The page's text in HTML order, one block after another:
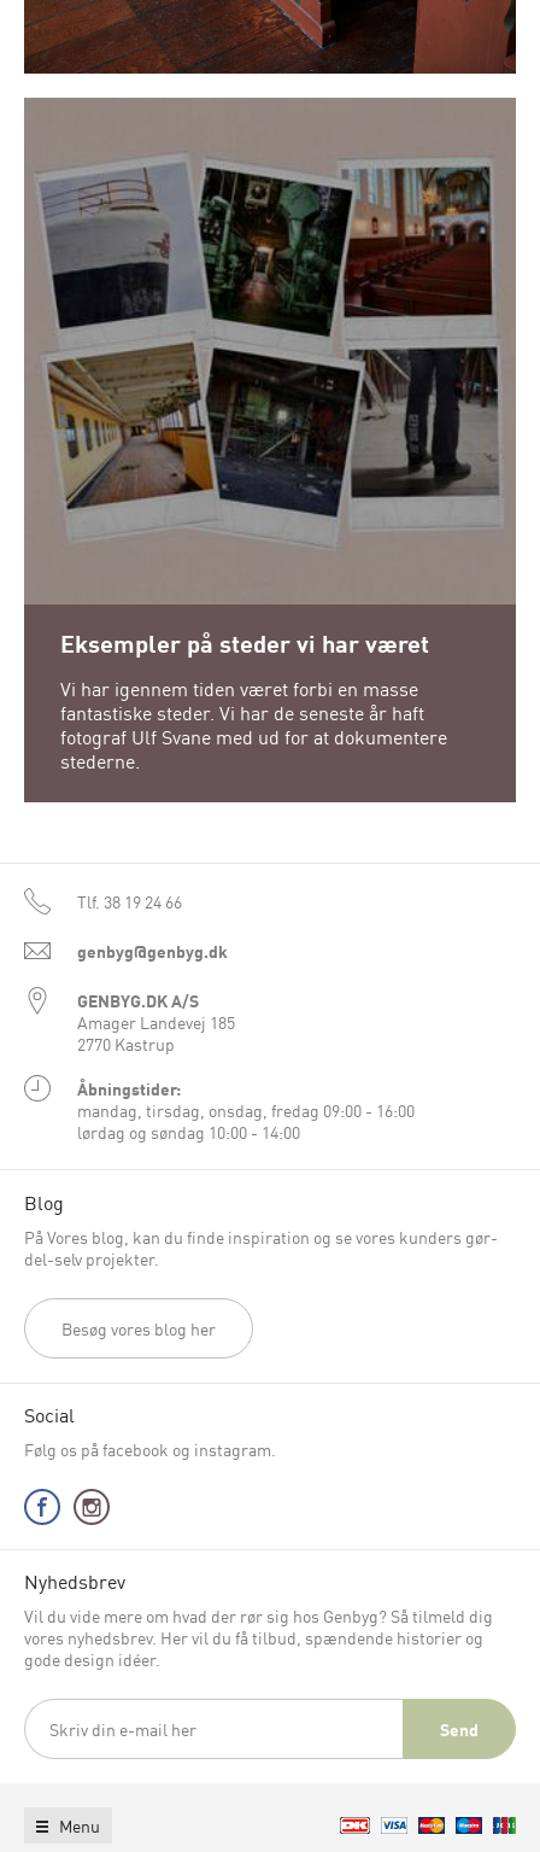
Eksempler på steder vi har været
Vi har igennem tiden været forbi en masse
fantastiske steder. Vi har de seneste år haft
fotograf Ulf Svane med ud for at dokumentere
stederne.
Tlf. 38 19 24 66
genbyg@genbyg.dk
GENBYG.DK A/S
Amager Landevej 185
2770 Kastrup
Åbningstider:
mandag, tirsdag, onsdag, fredag 09:00 - 16:00
lørdag og søndag 10:00 - 14:00
Blog
På Vores blog, kan du finde inspiration og se vores kunders gør-
del-selv projekter.
Besøg vores blog her
Social
Følg os på facebook og instagram.
Nyhedsbrev
Vil du vide mere om hvad der rør sig hos Genbyg? Så tilmeld dig
vores nyhedsbrev. Her vil du få tilbud, spændende historier og
gode design idéer.
Menu